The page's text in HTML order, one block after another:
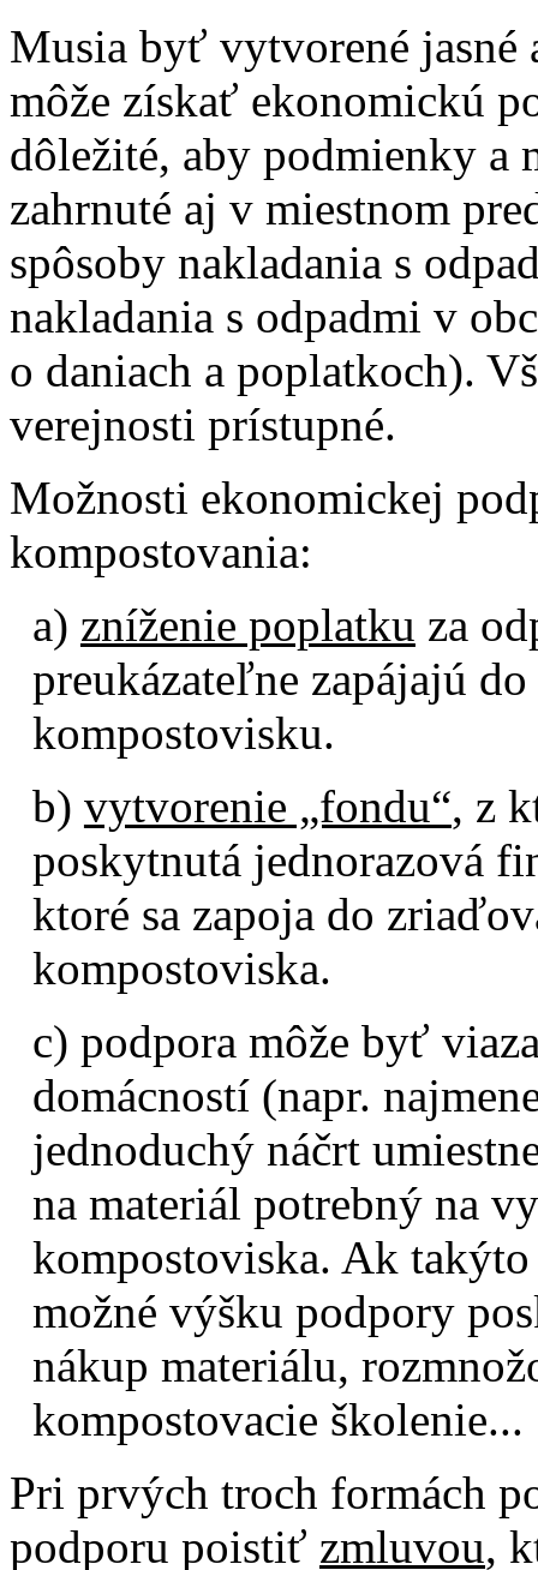
Musia byť vytvorené jasné
môže získať ekonomickú
dôležité, aby podmienky a
zahrnuté aj v miestnom
spôsoby nakladania s
nakladania s odpadmi v
o daniach a poplatkoch).
verejnosti prístupné.
Možnosti ekonomickej
kompostovania:
a) zníženie poplatku za
preukázateľne zapájajú
kompostovisku.
b) vytvorenie „fondu“, z
poskytnutá jednorazová
ktoré sa zapoja do
kompostoviska.
c) podpora môže byť
domácností (napr.
jednoduchý náčrt
na materiál potrebný na
kompostoviska. Ak
možné výšku podpory
nákup materiálu,
kompostovacie školenie...
Pri prvých troch formách
podporu poistiť zmluvou,